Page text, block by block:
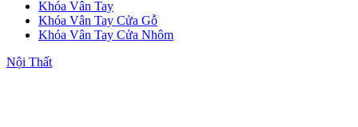
Khóa Vân Tay
Khóa Vân Tay Cửa Gỗ
Khóa Vân Tay Cửa Nhôm
Nội Thất